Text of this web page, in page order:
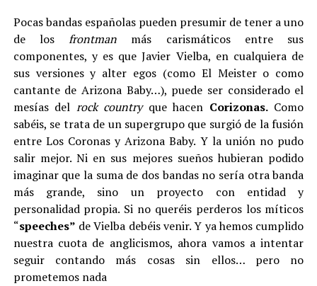
Pocas bandas españolas pueden presumir de tener a uno
de losfrontman más carismáticos entre sus
componentes, y es que Javier Vielba, en cualquiera de
sus versiones y alter egos (como El Meister o como
cantante de Arizona Baby…), puede ser considerado el
mesías del rock countryque hacen Corizonas.Como
sabéis, se trata de un supergrupo que surgió de la fusión
entre Los Coronas y Arizona Baby. Y la unión no pudo
salir mejor. Ni en sus mejores sueños hubieran podido
imaginar que la suma de dos bandas no sería otra banda
más grande, sino un proyecto con entidad y
personalidad propia. Si no queréis perderos los míticos
“speeches” de Vielba debéis venir. Y ya hemos cumplido
nuestra cuota de anglicismos, ahora vamos a intentar
seguir contando más cosas sin ellos… pero no
prometemos nada